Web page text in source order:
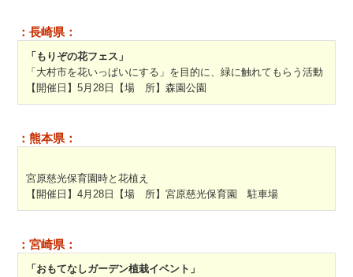
：長崎県：
「もりぞの花フェス」
「大村市を花いっぱいにする」を目的に、緑に触れてもらう活動
【開催日】5月28日【場 所】森園公園
：熊本県：
宮原慈光保育園時と花植え
【開催日】4月28日【場 所】宮原慈光保育園 駐車場
：宮崎県：
「おもてなしガーデン植栽イベント」